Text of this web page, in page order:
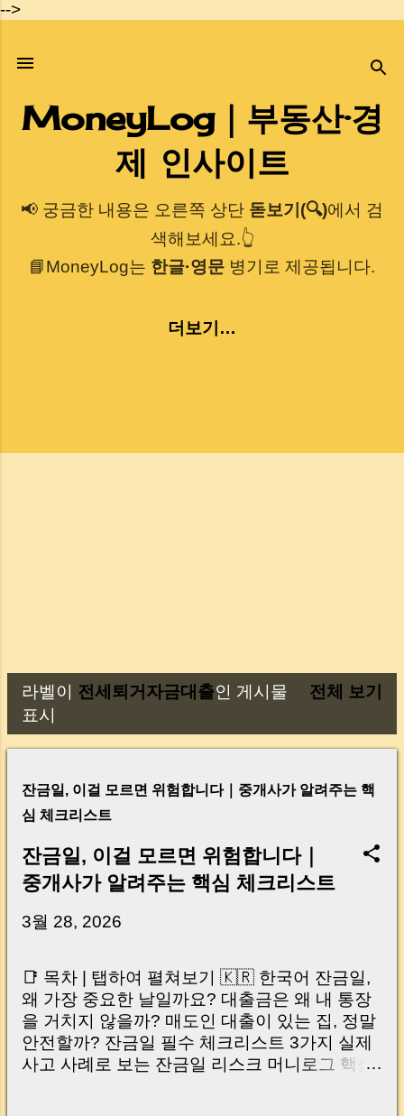
-->
기본 콘텐츠로 건너뛰기
MoneyLog｜부동산·경
제 인사이트
📢 궁금한 내용은 오른쪽 상단 돋보기(🔍)에서 검
색해보세요.👆
📘MoneyLog는 한글·영문 병기로 제공됩니다.
더보기…
글
라벨이 전세퇴거자금대출인 게시물
표시
전체 보기
잔금일, 이걸 모르면 위험합니다｜중개사가 알려주는 핵
심 체크리스트
잔금일, 이걸 모르면 위험합니다｜
중개사가 알려주는 핵심 체크리스트
3월 28, 2026
📑 목차 | 탭하여 펼쳐보기 🇰🇷 한국어 잔금일,
왜 가장 중요한 날일까요? 대출금은 왜 내 통장
을 거치지 않을까? 매도인 대출이 있는 집, 정말
안전할까? 잔금일 필수 체크리스트 3가지 실제
사고 사례로 보는 잔금일 리스크 머니로그 핵심